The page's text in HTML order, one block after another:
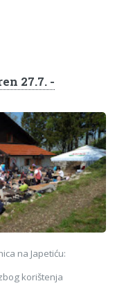
27.7. -
na Japetiću:
korištenja